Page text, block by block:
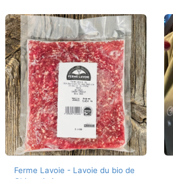
Ferme Lavoie - Lavoie du bio de